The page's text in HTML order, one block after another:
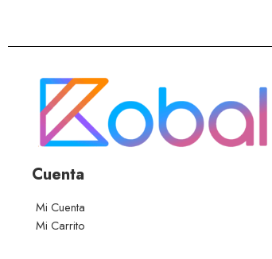
Cuenta
Mi Cuenta
Mi Carrito